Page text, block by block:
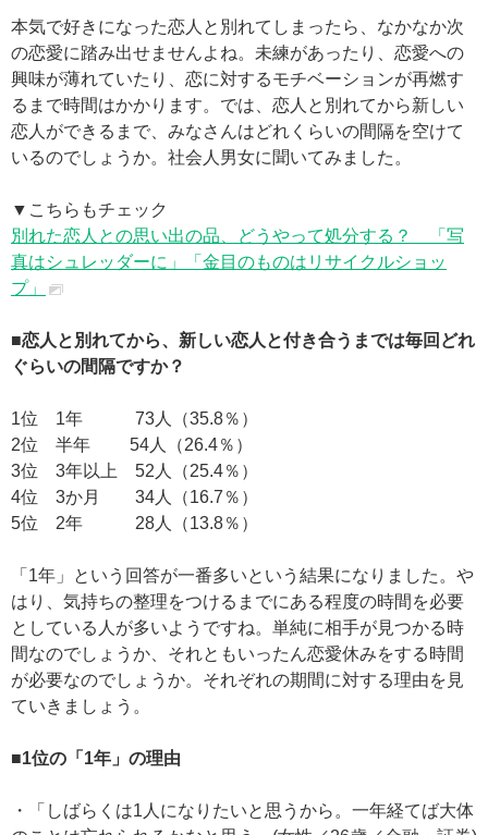
本気で好きになった恋人と別れてしまったら、なかなか次
の恋愛に踏み出せませんよね。未練があったり、恋愛への
興味が薄れていたり、恋に対するモチベーションが再燃す
るまで時間はかかります。では、恋人と別れてから新しい
恋人ができるまで、みなさんはどれくらいの間隔を空けて
いるのでしょうか。社会人男女に聞いてみました。
▼こちらもチェック
別れた恋人との思い出の品、どうやって処分する？ 「写
真はシュレッダーに」「金目のものはリサイクルショッ
プ」
■恋人と別れてから、新しい恋人と付き合うまでは毎回どれ
ぐらいの間隔ですか？
1位 1年 73人（35.8％）
2位 半年 54人（26.4％）
3位 3年以上 52人（25.4％）
4位 3か月 34人（16.7％）
5位 2年 28人（13.8％）
「1年」という回答が一番多いという結果になりました。や
はり、気持ちの整理をつけるまでにある程度の時間を必要
としている人が多いようですね。単純に相手が見つかる時
間なのでしょうか、それともいったん恋愛休みをする時間
が必要なのでしょうか。それぞれの期間に対する理由を見
ていきましょう。
■1位の「1年」の理由
・「しばらくは1人になりたいと思うから。一年経てば大体